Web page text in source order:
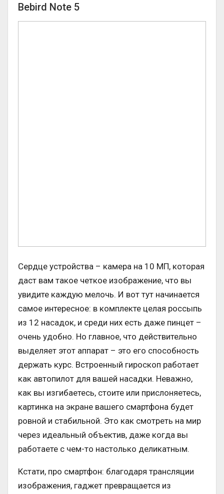
Bebird Note 5
Сердце устройства – камера на 10 МП, которая
даст вам такое четкое изображение, что вы
увидите каждую мелочь. И вот тут начинается
самое интересное: в комплекте целая россыпь
из 12 насадок, и среди них есть даже пинцет –
очень удобно. Но главное, что действительно
выделяет этот аппарат – это его способность
держать курс. Встроенный гироскоп работает
как автопилот для вашей насадки. Неважно,
как вы изгибаетесь, стоите или прислоняетесь,
картинка на экране вашего смартфона будет
ровной и стабильной. Это как смотреть на мир
через идеальный объектив, даже когда вы
работаете с чем-то настолько деликатным.
Кстати, про смартфон: благодаря трансляции
изображения, гаджет превращается из